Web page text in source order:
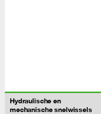
Hydraulische en
mechanische snelwissels